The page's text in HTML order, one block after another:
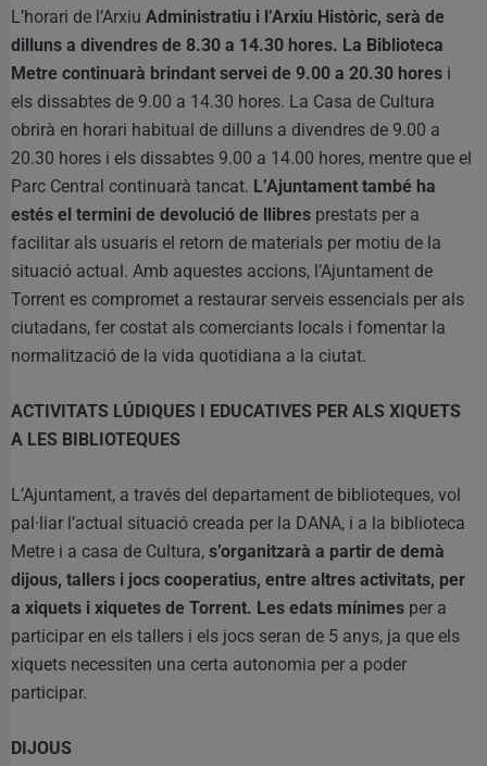
L’horari de l’Arxiu Administratiu i l’Arxiu Històric, serà de
dilluns a divendres de 8.30 a 14.30 hores. La Biblioteca
Metre continuarà brindant servei de 9.00 a 20.30 hores i
els dissabtes de 9.00 a 14.30 hores. La Casa de Cultura
obrirà en horari habitual de dilluns a divendres de 9.00 a
20.30 hores i els dissabtes 9.00 a 14.00 hores, mentre que el
Parc Central continuarà tancat. L’Ajuntament també ha
estés el termini de devolució de llibres prestats per a
facilitar als usuaris el retorn de materials per motiu de la
situació actual. Amb aquestes accions, l’Ajuntament de
Torrent es compromet a restaurar serveis essencials per als
ciutadans, fer costat als comerciants locals i fomentar la
normalització de la vida quotidiana a la ciutat.
ACTIVITATS LÚDIQUES I EDUCATIVES PER ALS XIQUETS
A LES BIBLIOTEQUES
L’Ajuntament, a través del departament de biblioteques, vol
pal·liar l’actual situació creada per la DANA, i a la biblioteca
Metre i a casa de Cultura, s’organitzarà a partir de demà
dijous, tallers i jocs cooperatius, entre altres activitats, per
a xiquets i xiquetes de Torrent. Les edats mínimes per a
participar en els tallers i els jocs seran de 5 anys, ja que els
xiquets necessiten una certa autonomia per a poder
participar.
DIJOUS